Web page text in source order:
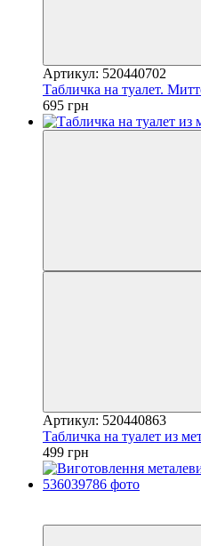
Артикул: 520440702
Табличка на туалет.
695 грн
Артикул: 520440863
Табличка на туалет из
499 грн